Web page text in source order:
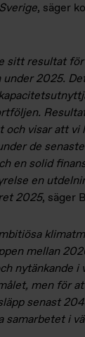
, säger
sitt resultat
2025.
och visar att vi
de
en solid
en
2025, säger
mellan
nytänkande i
men för
senast
i